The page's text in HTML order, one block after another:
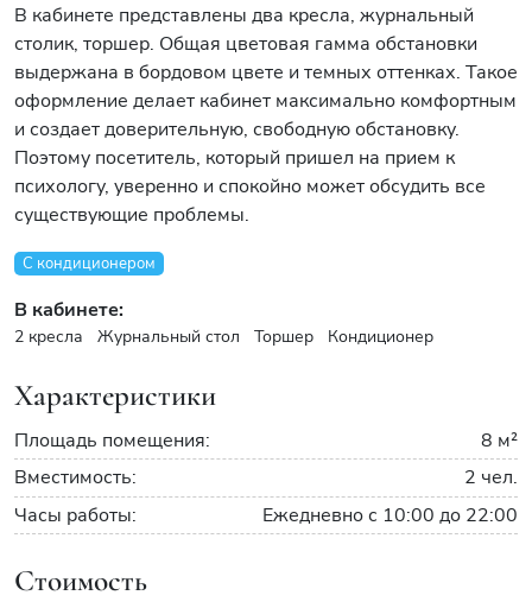
В кабинете представлены два кресла, журнальный
столик, торшер. Общая цветовая гамма обстановки
выдержана в бордовом цвете и темных оттенках. Такое
оформление делает кабинет максимально комфортным
и создает доверительную, свободную обстановку.
Поэтому посетитель, который пришел на прием к
психологу, уверенно и спокойно может обсудить все
существующие проблемы.
С кондиционером
В кабинете:
2 кресла Журнальный стол Торшер Кондиционер
Характеристики
Площадь помещения:
8 м²
Вместимость:
2 чел.
Часы работы:
Ежедневно с 10:00 до 22:00
Стоимость